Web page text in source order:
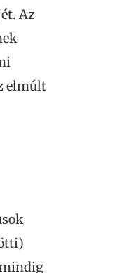
Az
elmúlt